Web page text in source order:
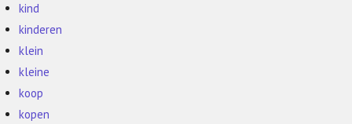
kind
kinderen
klein
kleine
koop
kopen